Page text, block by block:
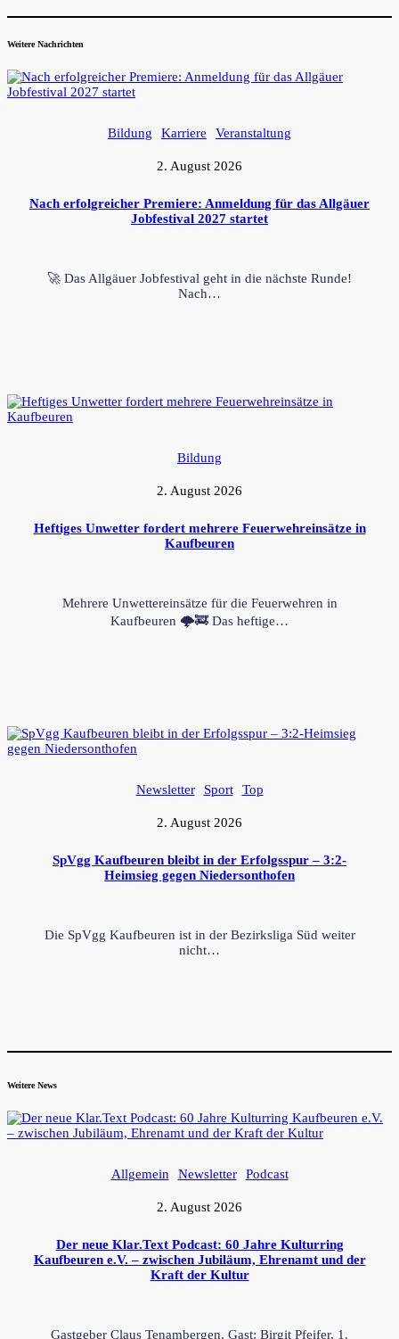
Weitere Nachrichten
Bildung Karriere Veranstaltung
2. August 2026
Nach erfolgreicher Premiere: Anmeldung für das Allgäuer
Jobfestival 2027 startet
🚀 Das Allgäuer Jobfestival geht in die nächste Runde!
Nach…
Bildung
2. August 2026
Heftiges Unwetter fordert mehrere Feuerwehreinsätze in
Kaufbeuren
Mehrere Unwettereinsätze für die Feuerwehren in
Kaufbeuren 🌩️🚒 Das heftige…
Newsletter Sport Top
2. August 2026
SpVgg Kaufbeuren bleibt in der Erfolgsspur – 3:2-
Heimsieg gegen Niedersonthofen
Die SpVgg Kaufbeuren ist in der Bezirksliga Süd weiter
nicht…
Weitere News
Allgemein Newsletter Podcast
2. August 2026
Der neue Klar.Text Podcast: 60 Jahre Kulturring
Kaufbeuren e.V. – zwischen Jubiläum, Ehrenamt und der
Kraft der Kultur
Gastgeber Claus Tenambergen, Gast: Birgit Pfeifer, 1.